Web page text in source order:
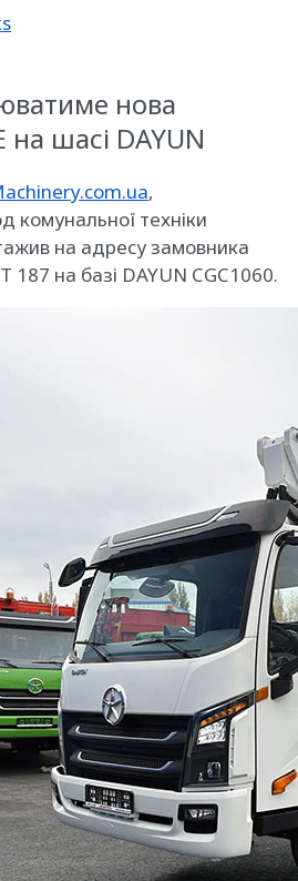
нова
шасі DAYUN
,
комунальної техніки
на адресу замовника
187 на базі DAYUN CGC1060.